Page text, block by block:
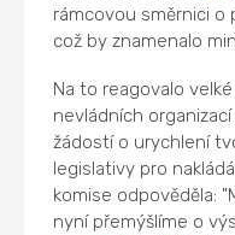
rámcovou směrnici o
což by znamenalo
Na to reagovalo
nevládních
žádostí o urychlení
legislativy pro
komise odpověděla:
nyní přemýšlíme o